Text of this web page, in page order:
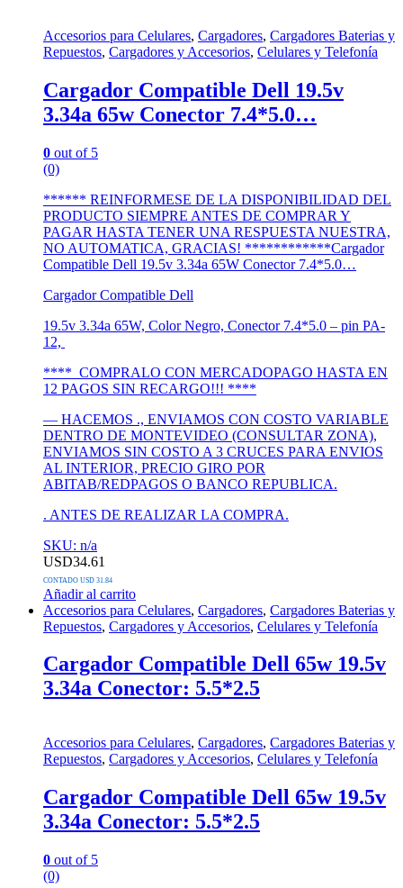
Accesorios para Celulares, Cargadores, Cargadores Baterias y
Repuestos, Cargadores y Accesorios, Celulares y Telefonía
Cargador Compatible Dell 19.5v
3.34a 65w Conector 7.4*5.0…
0 out of 5
(0)
****** REINFORMESE DE LA DISPONIBILIDAD DEL
PRODUCTO SIEMPRE ANTES DE COMPRAR Y
PAGAR HASTA TENER UNA RESPUESTA NUESTRA,
NO AUTOMATICA, GRACIAS! ************Cargador
Compatible Dell 19.5v 3.34a 65W Conector 7.4*5.0…
Cargador Compatible Dell
19.5v 3.34a 65W, Color Negro, Conector 7.4*5.0 – pin PA-
12,
**** COMPRALO CON MERCADOPAGO HASTA EN
12 PAGOS SIN RECARGO!!! ****
— HACEMOS ., ENVIAMOS CON COSTO VARIABLE
DENTRO DE MONTEVIDEO (CONSULTAR ZONA),
ENVIAMOS SIN COSTO A 3 CRUCES PARA ENVIOS
AL INTERIOR, PRECIO GIRO POR
ABITAB/REDPAGOS O BANCO REPUBLICA.
. ANTES DE REALIZAR LA COMPRA.
SKU: n/a
USD34.61
CONTADO USD 31.84
Añadir al carrito
Accesorios para Celulares, Cargadores, Cargadores Baterias y
Repuestos, Cargadores y Accesorios, Celulares y Telefonía
Cargador Compatible Dell 65w 19.5v
3.34a Conector: 5.5*2.5
Accesorios para Celulares, Cargadores, Cargadores Baterias y
Repuestos, Cargadores y Accesorios, Celulares y Telefonía
Cargador Compatible Dell 65w 19.5v
3.34a Conector: 5.5*2.5
0 out of 5
(0)